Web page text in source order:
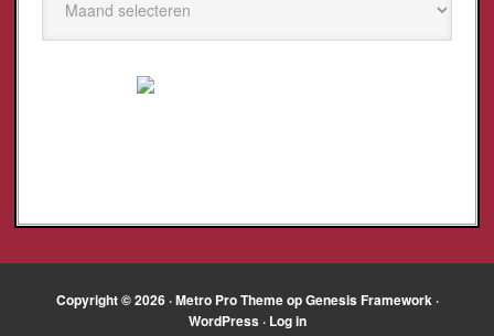
Copyright © 2026 ·Metro Pro ThemeopGenesis Framework·
WordPress· Log in